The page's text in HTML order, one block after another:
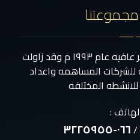
تأسست مؤسسه عباس ماهر عافيه عام ١٩٩٣ م وقد زاولت
للشركات المساهمه واعداد
المختلفه
:
/٠٦٦-٣٢٢٥٩٥٥